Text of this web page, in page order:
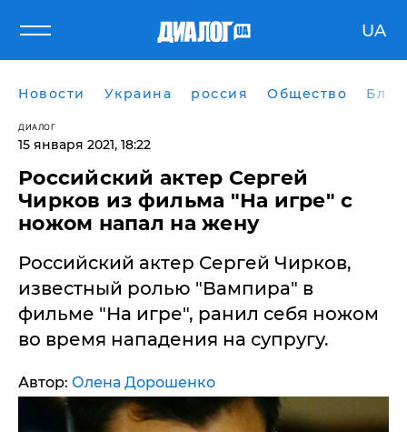
UA
Новости Украина россия Общество
ДИАЛОГ
15 января 2021, 18:22
Российский актер Сергей
Чирков из фильма "На игре" с
ножом напал на жену
Российский актер Сергей Чирков,
известный ролью "Вампира" в
фильме "На игре", ранил себя ножом
во время нападения на супругу.
Автор: Олена Дорошенко